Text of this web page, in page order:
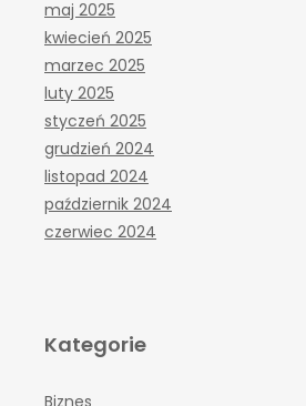
maj 2025
kwiecień 2025
marzec 2025
luty 2025
styczeń 2025
grudzień 2024
listopad 2024
październik 2024
czerwiec 2024
Kategorie